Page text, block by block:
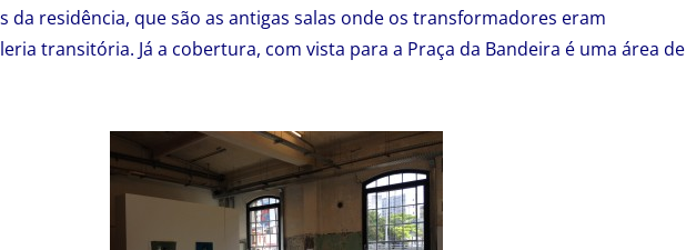
da residência, que são as antigas salas onde os transformadores eram
transitória. Já a cobertura, com vista para a Praça da Bandeira é uma área de